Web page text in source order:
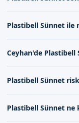
doktor önerilerine
Plastibell Sünnet ile
yöntemdir; normal
Ceyhan'de Plastibell
formumuzdan bize
Plastibell Sünnet
işlemde olduğu gibi
Plastibell Sünnet ne